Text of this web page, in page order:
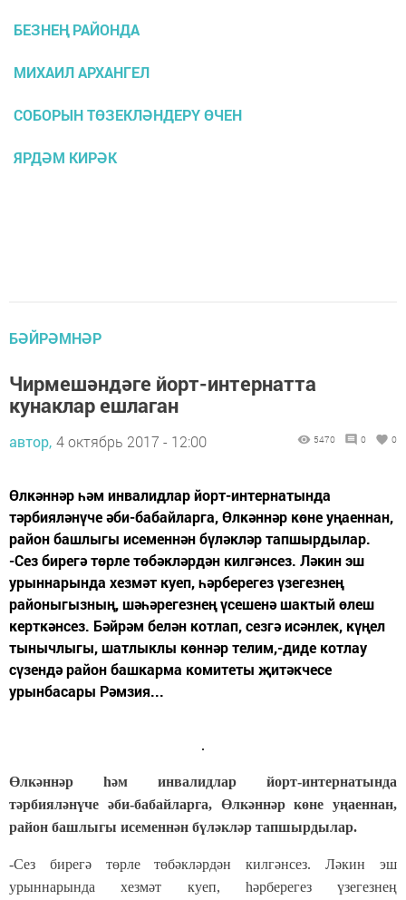
БЕЗНЕҢ РАЙОНДА
МИХАИЛ АРХАНГЕЛ
СОБОРЫН ТӨЗЕКЛӘНДЕРҮ ӨЧЕН
ЯРДӘМ КИРӘК
БӘЙРӘМНӘР
Чирмешәндәге йорт-интернатта
кунаклар ешлаган
автор, 4 октябрь 2017 - 12:00 5470 0 0
Өлкәннәр һәм инвалидлар йорт-интернатында
тәрбияләнүче әби-бабайларга, Өлкәннәр көне уңаеннан,
район башлыгы исеменнән бүләкләр тапшырдылар.
-Сез бирегә төрле төбәкләрдән килгәнсез. Ләкин эш
урыннарында хезмәт куеп, һәрберегез үзегезнең
районыгызның, шәһәрегезнең үсешенә шактый өлеш
керткәнсез. Бәйрәм белән котлап, сезгә исәнлек, күңел
тынычлыгы, шатлыклы көннәр телим,-диде котлау
сүзендә район башкарма комитеты җитәкчесе
урынбасары Рәмзия...
Өлкәннәр һәм инвалидлар йорт-интернатында
тәрбияләнүче әби-бабайларга, Өлкәннәр көне уңаеннан,
район башлыгы исеменнән бүләкләр тапшырдылар.
-Сез бирегә төрле төбәкләрдән килгәнсез. Ләкин эш
урыннарында хезмәт куеп, һәрберегез үзегезнең